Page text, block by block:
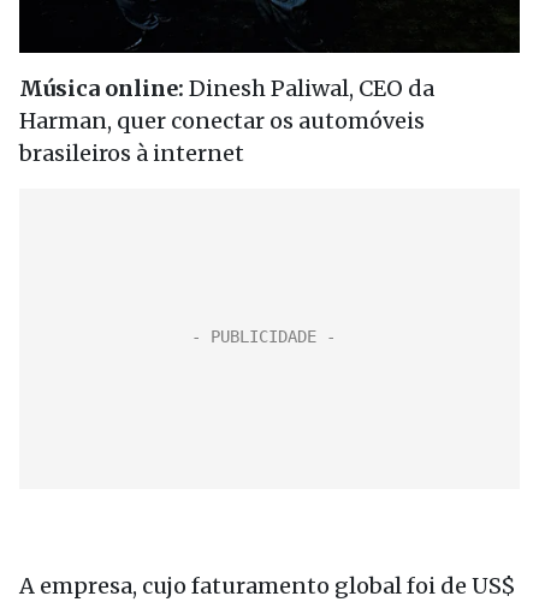
Música online: Dinesh Paliwal, CEO da
Harman, quer conectar os automóveis
brasileiros à internet
A empresa, cujo faturamento global foi de US$